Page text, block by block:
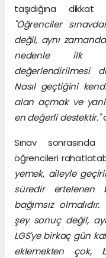
taşıdığına
"Öğrenciler
değil, aynı
nedenle ilk
değerlendirilmesi
Nasıl geçtiğini
alan açmak ve
en değerli destektir."
Sınav
öğrencileri
yemek, aileyle
süredir ertelenen
bağımsız
şey sonuç değil,
LGS'ye birkaç gün
eklemekten çok,